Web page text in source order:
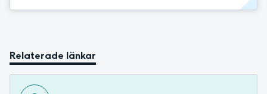
Relaterade länkar